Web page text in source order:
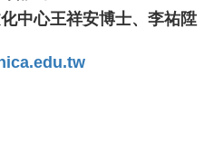
中心王祥安博士、李祐陞